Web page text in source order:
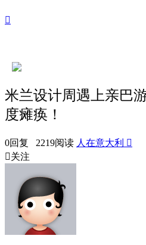

米兰设计周遇上亲巴
度瘫痪！
0回复 2219阅读 人在意大利 
关注